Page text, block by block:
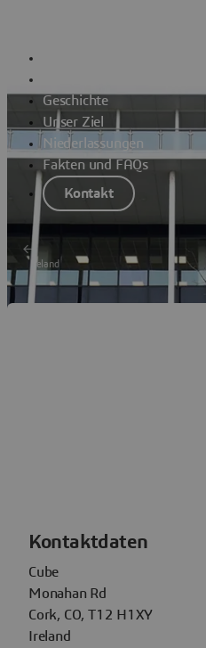
Geschichte
Unser Ziel
Niederlassungen
Fakten und FAQs
Kontakt
Ireland
Kontaktdaten
Cube
Monahan Rd
Cork, CO, T12 H1XY
Ireland